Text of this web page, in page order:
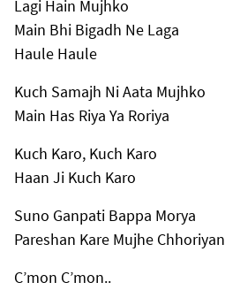
Lagi Hain Mujhko
Main Bhi Bigadh Ne Laga
Haule Haule
Kuch Samajh Ni Aata Mujhko
Main Has Riya Ya Roriya
Kuch Karo, Kuch Karo
Haan Ji Kuch Karo
Suno Ganpati Bappa Morya
Pareshan Kare Mujhe Chhoriyan
C’mon C’mon..